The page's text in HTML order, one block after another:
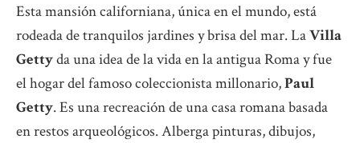
Esta mansión californiana, única en el mundo, está
rodeada de tranquilos jardines y brisa del mar. LaVilla
Gettyda una idea de la vida en la antigua Roma y fue
el hogar del famoso coleccionista millonario,Paul
Getty. Es una recreación de una casa romana basada
en restos arqueológicos. Alberga pinturas, dibujos,